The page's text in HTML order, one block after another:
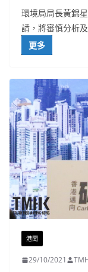
環境局局長黃錦
請，將審慎分析
更多
港聞
29/10/2021